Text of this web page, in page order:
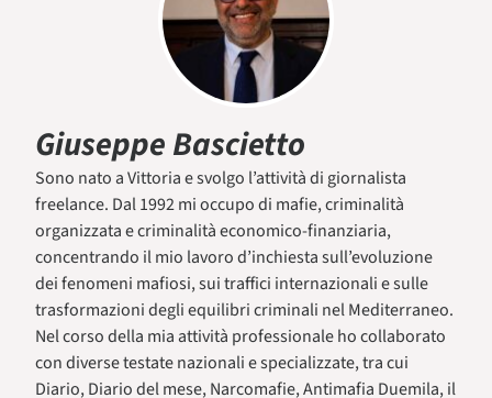
Giuseppe Bascietto
Sono nato a Vittoria e svolgo l’attività di giornalista
freelance. Dal 1992 mi occupo di mafie, criminalità
organizzata e criminalità economico-finanziaria,
concentrando il mio lavoro d’inchiesta sull’evoluzione
dei fenomeni mafiosi, sui traffici internazionali e sulle
trasformazioni degli equilibri criminali nel Mediterraneo.
Nel corso della mia attività professionale ho collaborato
con diverse testate nazionali e specializzate, tra cui
Diario, Diario del mese, Narcomafie, Antimafia Duemila, il